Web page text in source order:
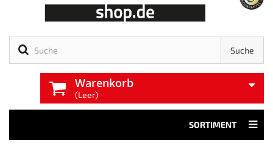
Suche
Warenkorb
(Leer)
SORTIMENT